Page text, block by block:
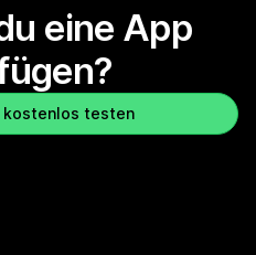
eine App
kostenlos testen